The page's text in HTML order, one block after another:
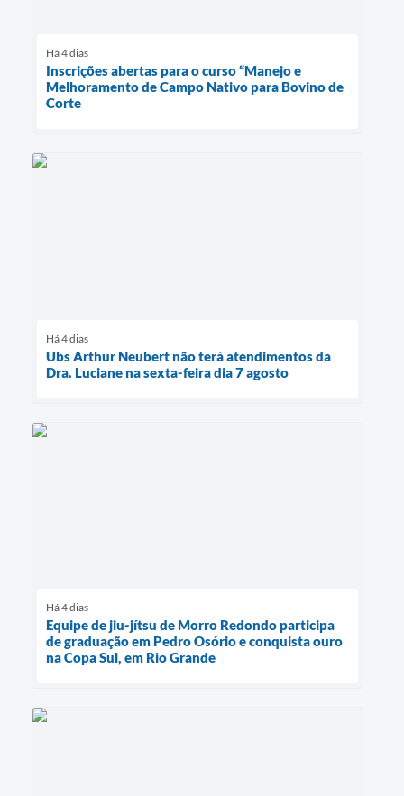
Há 4 dias
Inscrições abertas para o curso “Manejo e
Melhoramento de Campo Nativo para Bovino de
Corte
Há 4 dias
Ubs Arthur Neubert não terá atendimentos da
Dra. Luciane na sexta-feira dia 7 agosto
Há 4 dias
Equipe de jiu-jítsu de Morro Redondo participa
de graduação em Pedro Osório e conquista ouro
na Copa Sul, em Rio Grande